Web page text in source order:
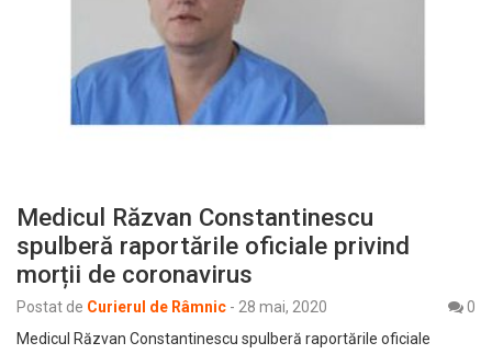
Medicul Răzvan Constantinescu
spulberă raportările oficiale privind
morții de coronavirus
Postat de Curierul de Râmnic - 28 mai, 2020
0
Medicul Răzvan Constantinescu spulberă raportările oficiale